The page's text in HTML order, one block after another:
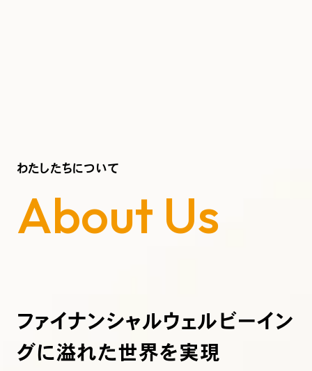
わたしたちについて
About Us
ファイナンシャルウェルビーイン
グに溢れた世界を実現